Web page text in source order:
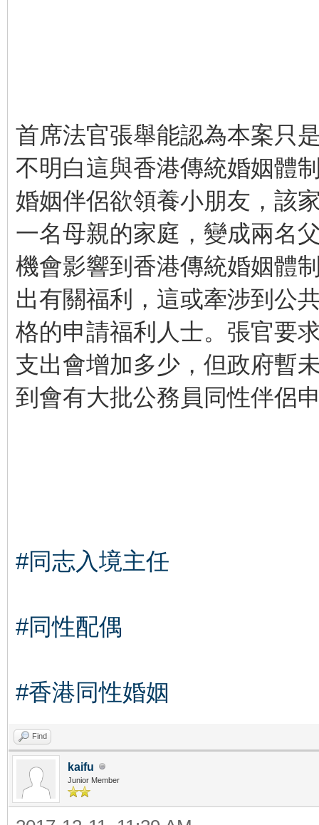
首席法官張舉能認為本案只
不明白這與香港傳統婚姻體
婚姻伴侶欲領養小朋友，該
一名母親的家庭，變成兩名
機會影響到香港傳統婚姻體
出有關福利，這或牽涉到公
格的申請福利人士。張官要
支出會增加多少，但政府暫
到會有大批公務員同性伴侶
#同志入境主任
#同性配偶
#香港同性婚姻
Find
kaifu
Junior Member